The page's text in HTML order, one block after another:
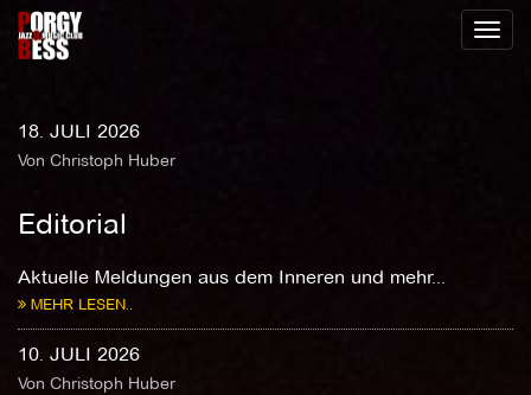
Toggle
18. JULI 2026
Von Christoph Huber
Editorial
Aktuelle Meldungen aus dem Inneren und mehr...
MEHR LESEN..
10. JULI 2026
Von Christoph Huber